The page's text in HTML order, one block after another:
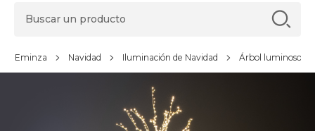
Eminza Navidad Iluminación de Navidad Árbol luminoso